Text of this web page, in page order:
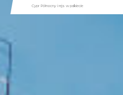
Cypr Północny i rejs w pakiecie